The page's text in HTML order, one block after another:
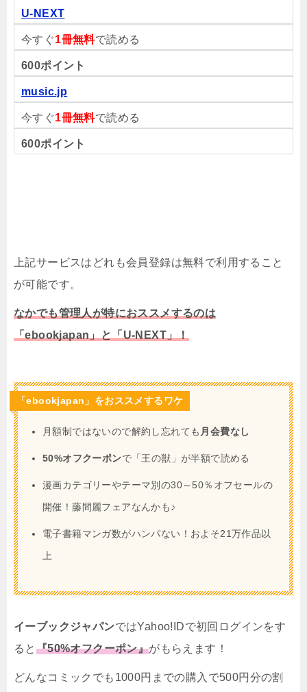
U-NEXT
今すぐ1冊無料で読める
600ポイント
music.jp
今すぐ1冊無料で読める
600ポイント
上記サービスはどれも会員登録は無料で利用すること
が可能です。
なかでも管理人が特におススメするのは
「ebookjapan」と「U-NEXT」！
「ebookjapan」をおススメするワケ
月額制ではないので解約し忘れても 月会費なし
50%オフクーポンで「王の獣」が半額で読める
漫画カテゴリーやテーマ別の30～50％オフセールの
開催！藤間麗フェアなんかも♪
電子書籍マンガ数がハンパない！およそ21万作品以
上
イーブックジャパンではYahoo!IDで初回ログインをす
ると 『50%オフクーポン』がもらえます！
どんなコミックでも1000円までの購入で500円分の割